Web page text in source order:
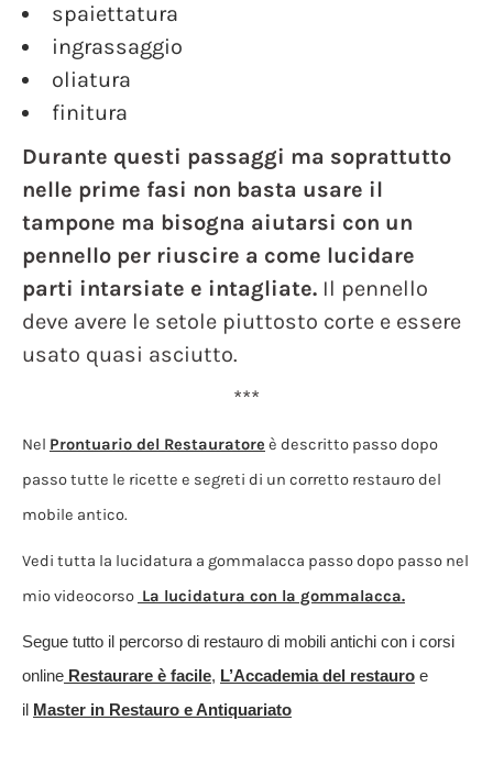
spaiettatura
ingrassaggio
oliatura
finitura
Durante questi passaggi ma soprattutto
nelle prime fasi non basta usare il
tampone ma bisogna aiutarsi con un
pennello per riuscire a come lucidare
parti intarsiate e intagliate. Il pennello
deve avere le setole piuttosto corte e essere
usato quasi asciutto.
***
Nel Prontuario del Restauratore è descritto passo dopo
passo tutte le ricette e segreti di un corretto restauro del
mobile antico.
Vedi tutta la lucidatura a gommalacca passo dopo passo nel
mio videocorso La lucidatura con la gommalacca.
Segue tutto il percorso di restauro di mobili antichi con i corsi
online Restaurare è facile, L’Accademia del restauro e
il
Master in Restauro e Antiquariato